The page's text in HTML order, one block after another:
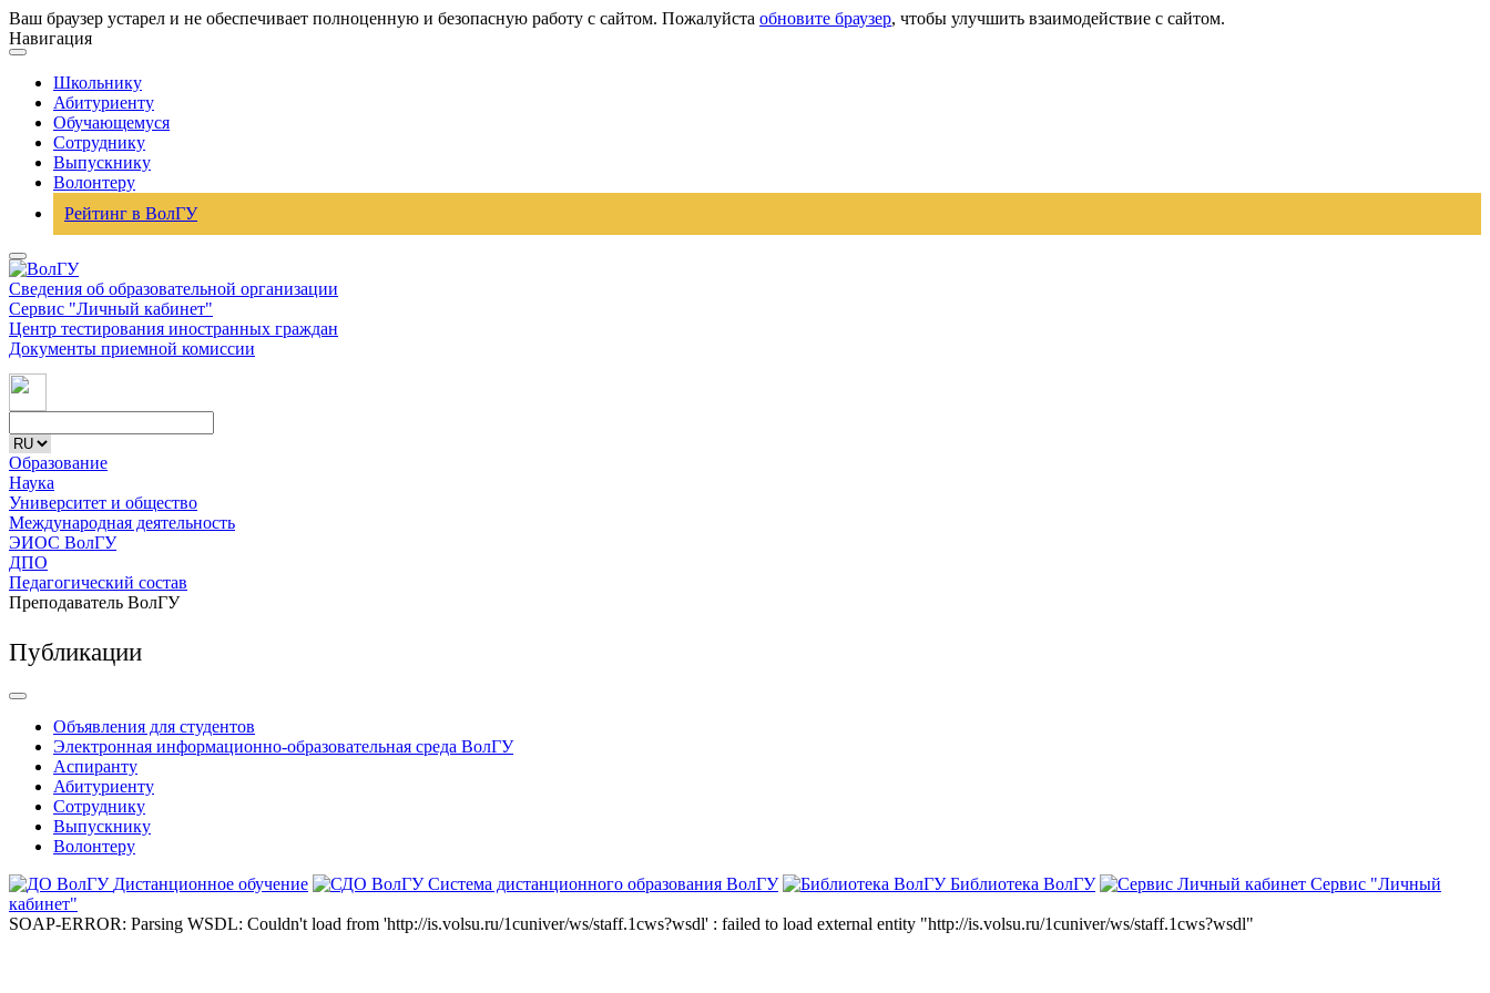
Ваш браузер устарел и не обеспечивает полноценную и безопасную работу с сайтом. Пожалуйста обновите браузер, чтобы улучшить взаимодействие с сайтом.
Навигация
Школьнику
Абитуриенту
Обучающемуся
Сотруднику
Выпускнику
Волонтеру
Рейтинг в ВолГУ
Сведения об образовательной организации
Сервис "Личный кабинет"
Центр тестирования иностранных граждан
Документы приемной комиссии
Образование
Наука
Университет и общество
Международная деятельность
ЭИОС ВолГУ
ДПО
Педагогический состав
Преподаватель ВолГУ
Публикации
Объявления для студентов
Электронная информационно-образовательная среда ВолГУ
Аспиранту
Абитуриенту
Сотруднику
Выпускнику
Волонтеру
Дистанционное обучение
Система дистанционного образования ВолГУ Библиотека ВолГУ
Сервис "Личный
кабинет"
SOAP-ERROR: Parsing WSDL: Couldn't load from 'http://is.volsu.ru/1cuniver/ws/staff.1cws?wsdl' : failed to load external entity "http://is.volsu.ru/1cuniver/ws/staff.1cws?wsdl"